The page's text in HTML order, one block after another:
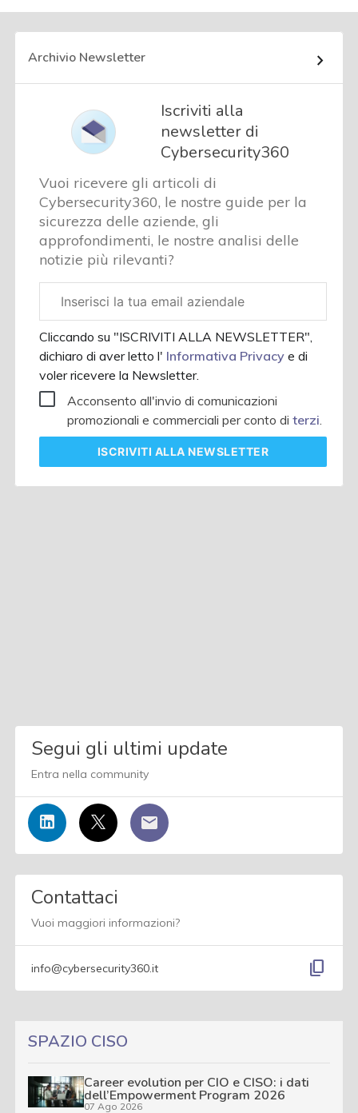
Archivio Newsletter
Iscriviti alla
newsletter di
Cybersecurity360
Vuoi ricevere gli articoli di
Cybersecurity360, le nostre guide per la
sicurezza delle aziende, gli
approfondimenti, le nostre analisi delle
notizie più rilevanti?
aziendale
Cliccando su "ISCRIVITI ALLA NEWSLETTER",
dichiaro di aver letto l' Informativa Privacye di
voler ricevere la Newsletter.
Acconsento all'invio di comunicazioni
promozionali e commerciali per conto diterzi
ISCRIVITI ALLA NEWSLETTER
Segui gli ultimi update
Entra nella community
Contattaci
Vuoi maggiori informazioni?
info@cybersecurity360.it content_copy
SPAZIO CISO
Career evolution per CIO e CISO: i dati
dell’Empowerment Program 2026
07 Ago 2026